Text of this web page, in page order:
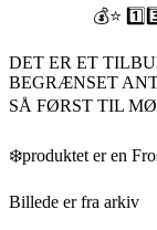
💰⭐️
DET ER ET
BEGRÆNSET
SÅ FØRST TIL
❄️produktet er en
Billede er fra arkiv